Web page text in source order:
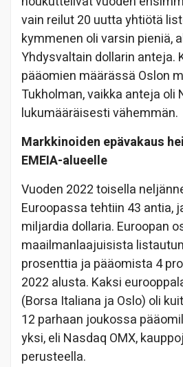
vain reilut 20 uutta yhtiötä
kymmenen oli varsin pieniä,
Yhdysvaltain dollarin anteja.
pääomien määrässä Oslon
Tukholman, vaikka anteja oli
lukumääräisesti vähemmän.
Markkinoiden epävakaus
EMEIA-alueelle
Vuoden 2022 toisella
Euroopassa tehtiin 43 antia,
miljardia dollaria. Euroopan
maailmanlaajuisista
prosenttia ja pääomista 4
2022 alusta. Kaksi
(Borsa Italiana ja Oslo) oli
12 parhaan joukossa
yksi, eli Nasdaq OMX,
perusteella.